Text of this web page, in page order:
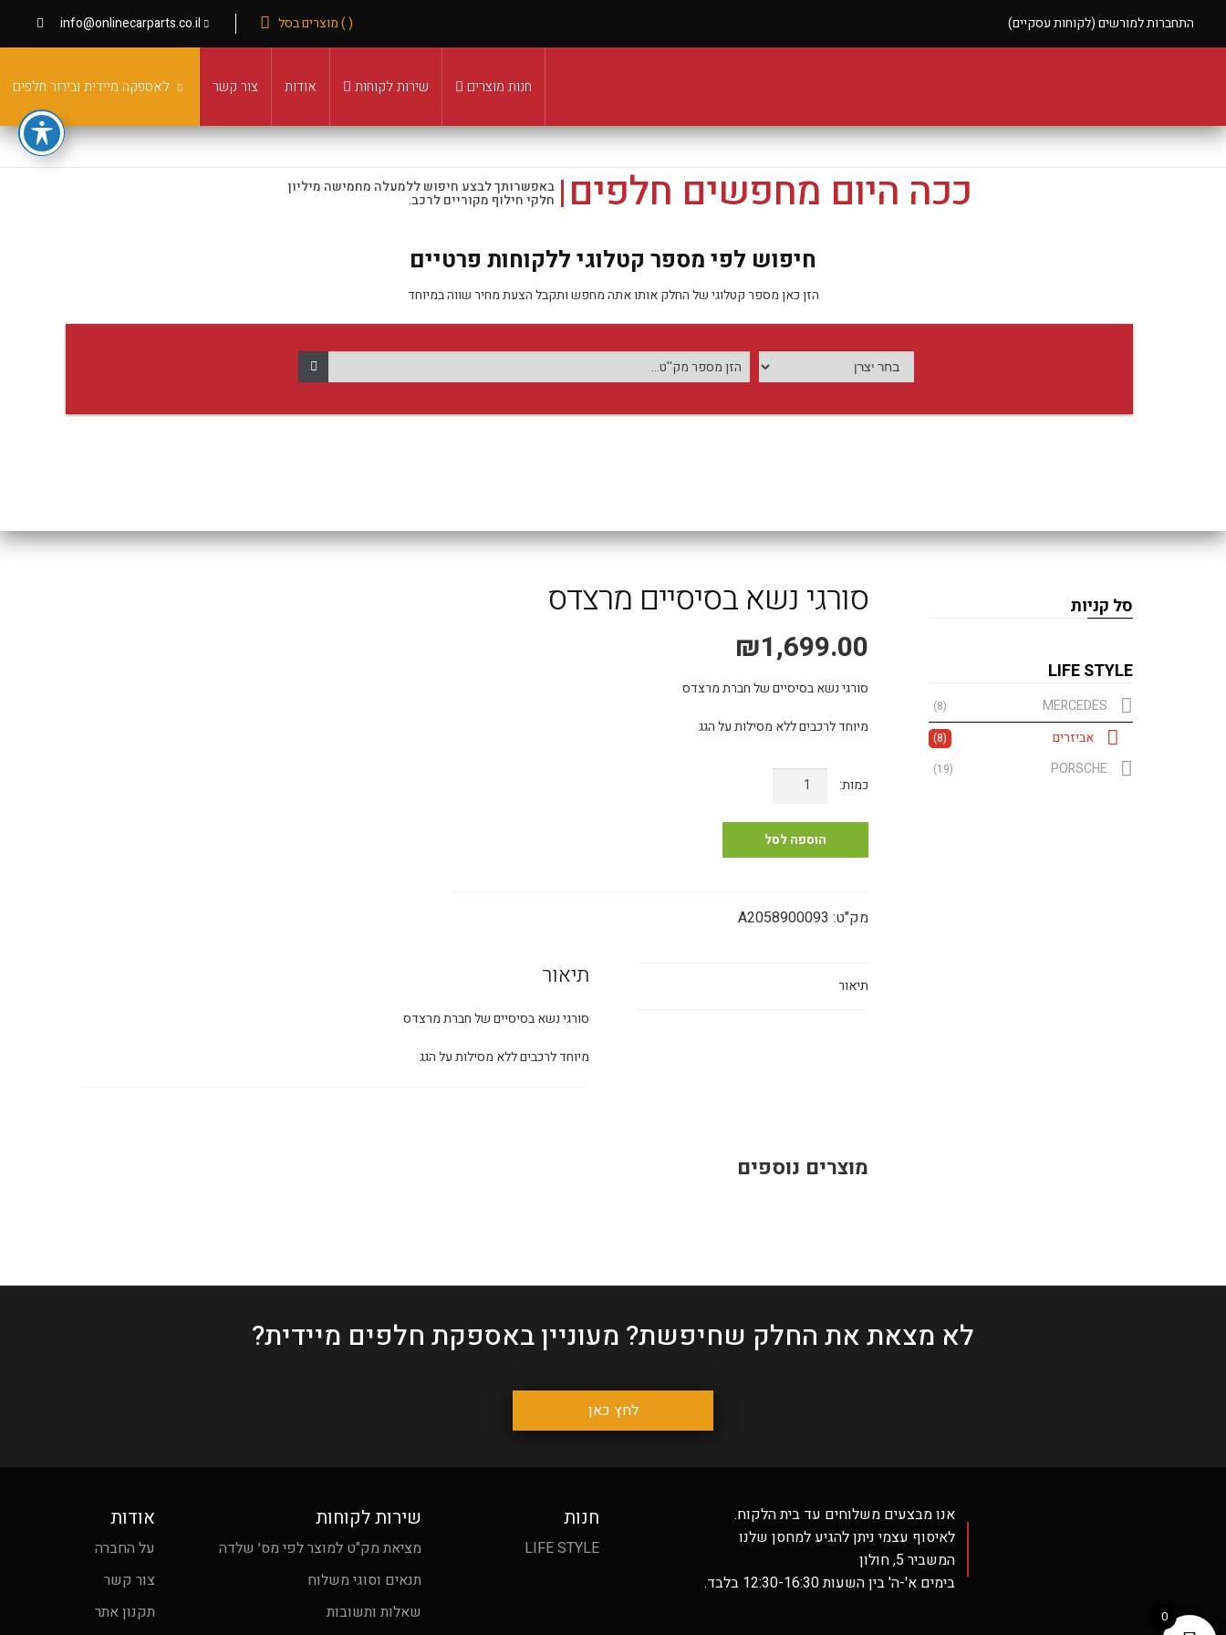
התחברות למורשים (לקוחות עסקיים) info@onlinecarparts.co.il ( ) מוצרים בסל
חנות מוצרים שירות לקוחות אודות צור קשר לאספקה מיידית ובירור חלפים
ככה היום מחפשים חלפים באפשרותך לבצע חיפוש ללמעלה מחמישה מיליון
חלקי חילוף מקוריים לרכב.
חיפוש לפי מספר קטלוגי ללקוחות פרטיים
הזן כאן מספר קטלוגי של החלק אותו אתה מחפש ותקבל הצעת מחיר שווה במיוחד
סורגי נשא בסיסיים מרצדס
₪1,699.00
סורגי נשא בסיסיים של חברת מרצדס
מיוחד לרכבים ללא מסילות על הגג
כמות
נשא
בסיסיים
הוספה לסל
מק"ט: A2058900093
תיאור תיאור
סורגי נשא בסיסיים של חברת מרצדס
מיוחד לרכבים ללא מסילות על הגג
מוצרים נוספים
סל קניות
LIFE STYLE
MERCEDES
(8)
אביזרים (8)
PORSCHE
(19)
לא מצאת את החלק שחיפשת? מעוניין באספקת חלפים מיידית?
לחץ כאן
אנו מבצעים משלוחים עד בית הלקוח.
לאיסוף עצמי ניתן להגיע למחסן שלנו
המשביר 5, חולון
בימים א'-ה' בין השעות 12:30-16:30 בלבד.
חנות
LIFE STYLE
שירות לקוחות
מציאת מק"ט למוצר לפי מס׳ שלדה
תנאים וסוגי משלוח
שאלות ותשובות
אודות
על החברה
צור קשר
תקנון אתר
0